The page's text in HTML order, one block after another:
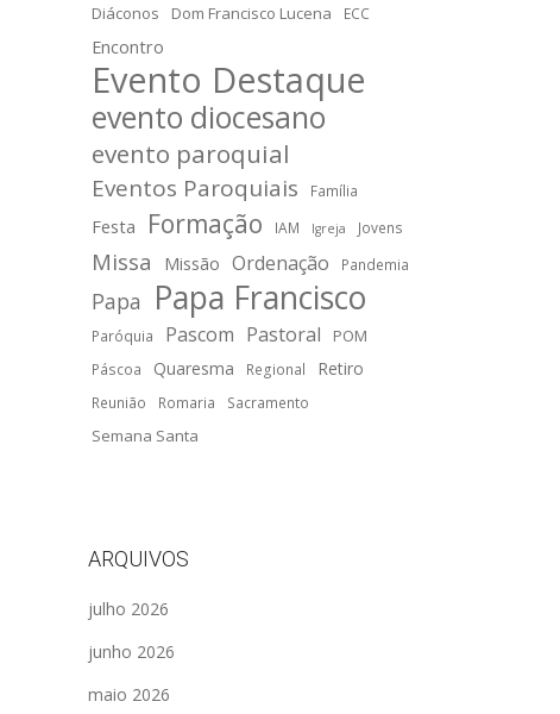
Diáconos Dom Francisco Lucena ECC
Encontro
Evento Destaque
evento diocesano
evento paroquial
Eventos Paroquiais Família
Festa Formação IAM Igreja Jovens
Missa Missão Ordenação Pandemia
Papa Papa Francisco
Paróquia Pascom Pastoral POM
Páscoa Quaresma Regional Retiro
Reunião Romaria Sacramento
Semana Santa
ARQUIVOS
julho 2026
junho 2026
maio 2026